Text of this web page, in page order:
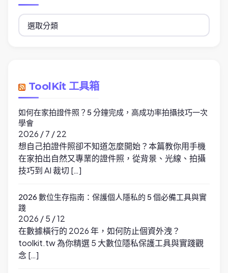
分
類
ToolKit 工具箱
如何在家拍證件照？5 分鐘完成，高成功率拍攝技巧一次
學會
2026 / 7 / 22
想自己拍證件照卻不知道怎麼開始？本篇教你用手機
在家拍出自然又專業的證件照，從背景、光線、拍攝
技巧到 AI 裁切 […]
2026 數位生存指南：保護個人隱私的 5 個必備工具與實
踐
2026 / 5 / 12
在數據橫行的 2026 年，如何防止個資外洩？
toolkit.tw 為你精選 5 大數位隱私保護工具與實踐觀
念 […]